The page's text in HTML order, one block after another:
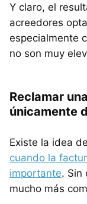
Y claro, el
acreedores
especialmente
no son muy
Reclamar
únicamente
Existe la idea
cuando la
importante. Sin
mucho más